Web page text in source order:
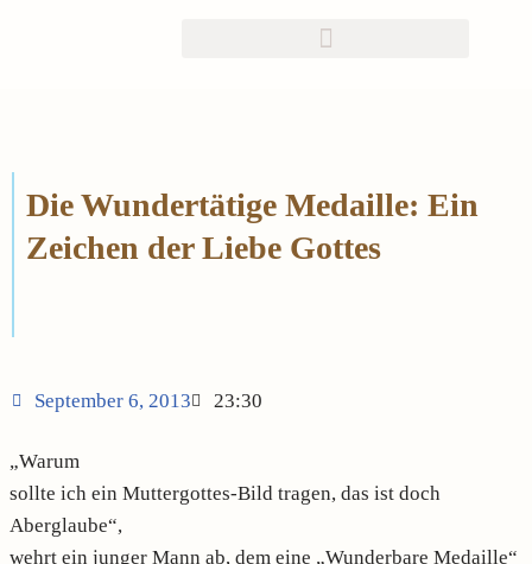
Die Wundertätige Medaille: Ein
Zeichen der Liebe Gottes
September 6, 2013 23:30
„Warum
sollte ich ein Muttergottes-Bild tragen, das ist doch
Aberglaube“,
wehrt ein junger Mann ab, dem eine „Wunderbare Medaille“